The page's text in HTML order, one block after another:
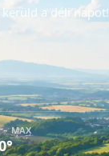
kerüld a déli napot!
– MAX